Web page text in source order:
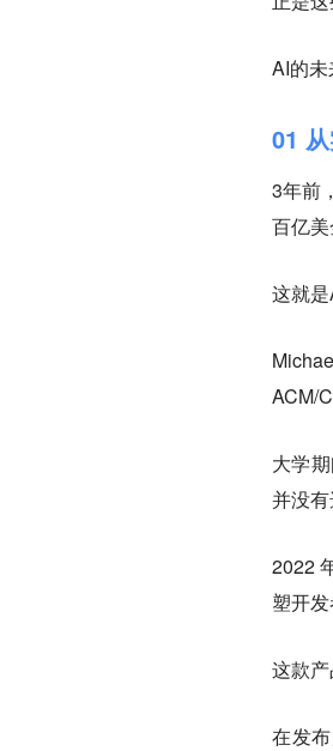
AI的未
01
3年前
百亿美
这就
ACM/
大学
并没有
2022
塑开
这款产
在发